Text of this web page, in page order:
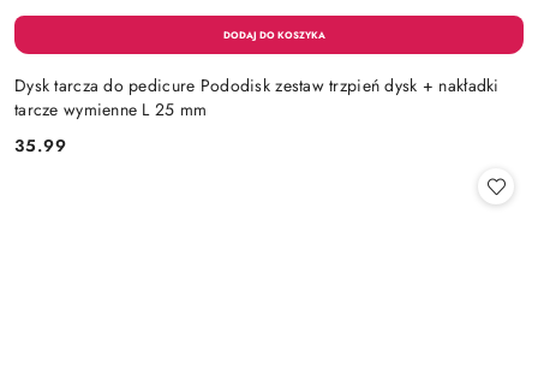
Dysk tarcza do pedicure Pododisk zestaw trzpień dysk + nakładki
tarcze wymienne L 25 mm
Cena:
35.99